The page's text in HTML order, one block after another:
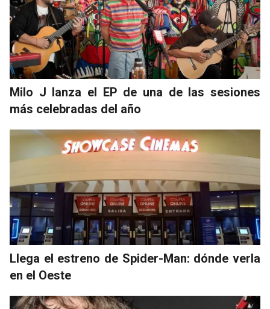
Milo J lanza el EP de una de las sesiones
más celebradas del año
Llega el estreno de Spider-Man: dónde verla
en el Oeste